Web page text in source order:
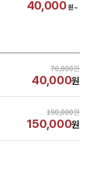
40,000 원~
70,000원
40,000원
190,000원
150,000원